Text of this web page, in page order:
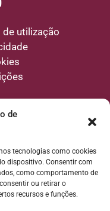
de
tecnologias como cookies
dispositivo. Consentir com
como comportamento de
ou retirar o
recursos e funções.
utilização
consciente. Não constituem
e a navegação neste website